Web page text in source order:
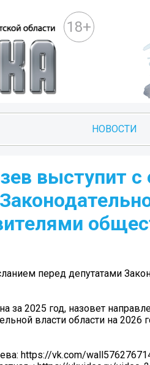
18+
НОВОСТИ
выступит
перед депутатами
за 2025 год, назовет
власти области на 2026
https://vk.com/